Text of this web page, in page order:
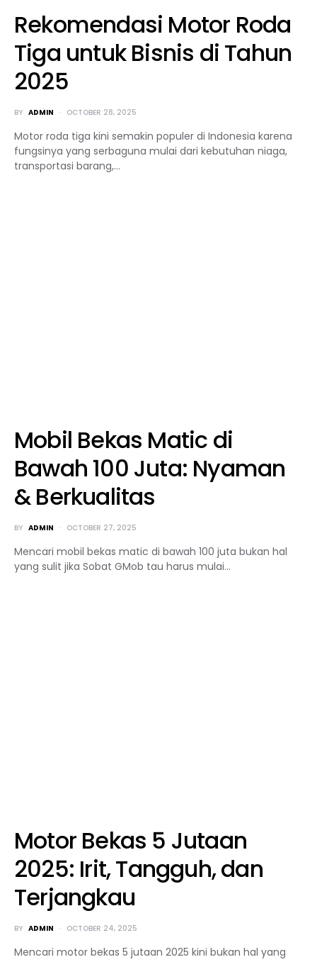
Rekomendasi Motor Roda
Tiga untuk Bisnis di Tahun
2025
BY ADMIN OCTOBER 28, 2025
Motor roda tiga kini semakin populer di Indonesia karena
fungsinya yang serbaguna mulai dari kebutuhan niaga,
transportasi barang,…
Mobil Bekas Matic di
Bawah 100 Juta: Nyaman
& Berkualitas
BY ADMIN OCTOBER 27, 2025
Mencari mobil bekas matic di bawah 100 juta bukan hal
yang sulit jika Sobat GMob tau harus mulai…
Motor Bekas 5 Jutaan
2025: Irit, Tangguh, dan
Terjangkau
BY ADMIN OCTOBER 24, 2025
Mencari motor bekas 5 jutaan 2025 kini bukan hal yang